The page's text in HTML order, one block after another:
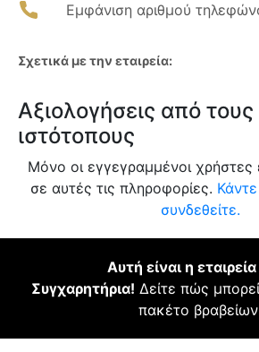
Εμφάνιση αριθμού
Σχετικά με την εταιρεία:
Αξιολογήσεις από
ιστότοπους
Μόνο οι εγγεγραμμένοι
σε αυτές τις πληροφορίες.
συνδεθείτε.
Αυτή είναι η
Συγχαρητήρια! Δείτε πώς
πακέτο